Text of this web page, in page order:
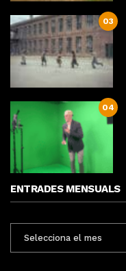
03
04
ENTRADES MENSUALS
MENSUALS